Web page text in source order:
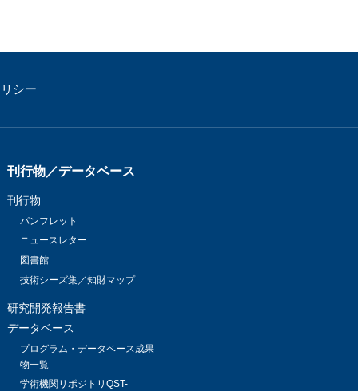
シー
刊行物／データベース
刊行物
パンフレット
ニュースレター
図書館
技術シーズ集／知財マップ
研究開発報告書
データベース
プログラム・データベース成果
物一覧
学術機関リポジトリQST-